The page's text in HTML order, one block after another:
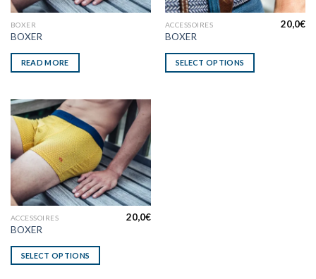
BOXER
BOXER
READ MORE
ACCESSOIRES
BOXER
20,0€
SELECT OPTIONS
ACCESSOIRES
BOXER
20,0€
SELECT OPTIONS